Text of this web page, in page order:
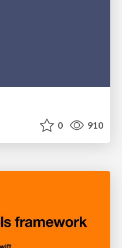
0 910